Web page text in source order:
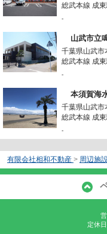
総武本線 成
-
山武市立
千葉県山武市
総武本線 成
-
本須賀海
千葉県山武市
総武本線 成
-
有限会社相和不動産 > 周辺施
定休